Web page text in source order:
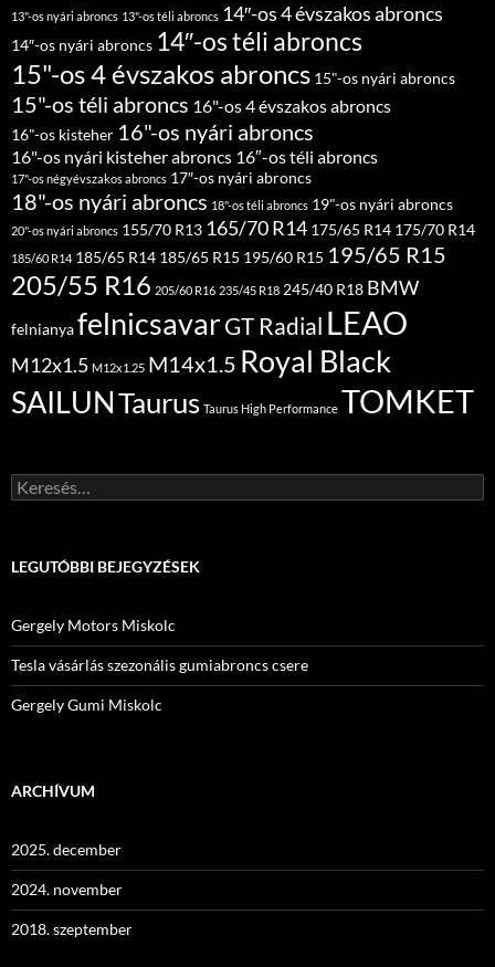
13"-os nyári abroncs 13"-os téli abroncs 14″-os 4 évszakos abroncs
14″-os nyári abroncs 14″-os téli abroncs
15"-os 4 évszakos abroncs 15"-os nyári abroncs
15"-os téli abroncs 16"-os 4 évszakos abroncs
16"-os kisteher 16"-os nyári abroncs
16"-os nyári kisteher abroncs 16″-os téli abroncs
17"-os négyévszakos abroncs 17″-os nyári abroncs
18"-os nyári abroncs 18"-os téli abroncs 19"-os nyári abroncs
20"-os nyári abroncs 155/70 R13 165/70 R14 175/65 R14 175/70 R14
185/60 R14 185/65 R14 185/65 R15 195/60 R15 195/65 R15
205/55 R16 205/60 R16 235/45 R18 245/40 R18 BMW
felnianyafelnicsavarGT Radial LEAO
M12x1.5 M12x1.25 M14x1.5 Royal Black
SAILUNTaurus Taurus High Performance TOMKET
Keresés:
LEGUTÓBBI BEJEGYZÉSEK
Gergely Motors Miskolc
Tesla vásárlás szezonális gumiabroncs csere
Gergely Gumi Miskolc
ARCHÍVUM
2025. december
2024. november
2018. szeptember